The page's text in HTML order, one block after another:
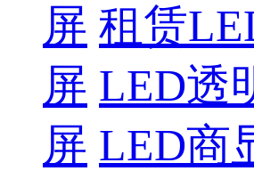
屏 租赁
屏 LED透
屏 LED商